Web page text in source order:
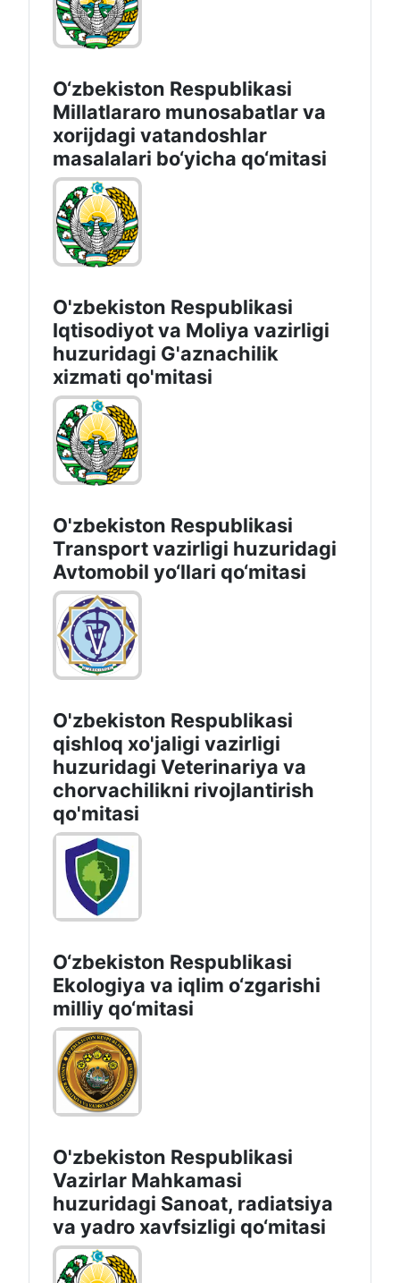
O‘zbekiston Respublikasi
Millatlararo munosabatlar va
xorijdagi vatandoshlar
masalalari bo‘yicha qo‘mitasi
O'zbekiston Respublikasi
Iqtisodiyot vа Moliya vazirligi
huzuridagi G'aznachilik
xizmati qo'mitasi
O'zbekiston Respublikasi
Transport vazirligi huzuridagi
Avtomobil yo‘llari qo‘mitasi
O'zbekiston Respublikasi
qishloq xo'jaligi vazirligi
huzuridagi Veterinariya va
chorvachilikni rivojlantirish
qo'mitasi
O‘zbekiston Respublikasi
Ekologiya va iqlim o‘zgarishi
milliy qo‘mitasi
O'zbekiston Respublikasi
Vazirlar Mahkamasi
huzuridagi Sanoat, radiatsiya
va yadro xavfsizligi qo‘mitasi